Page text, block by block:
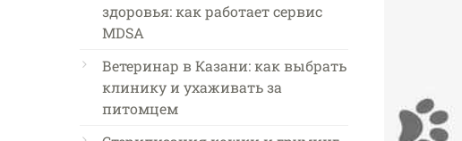
здоровья: как работает сервис
MDSA
Ветеринар в Казани: как выбрать
клинику и ухаживать за
питомцем